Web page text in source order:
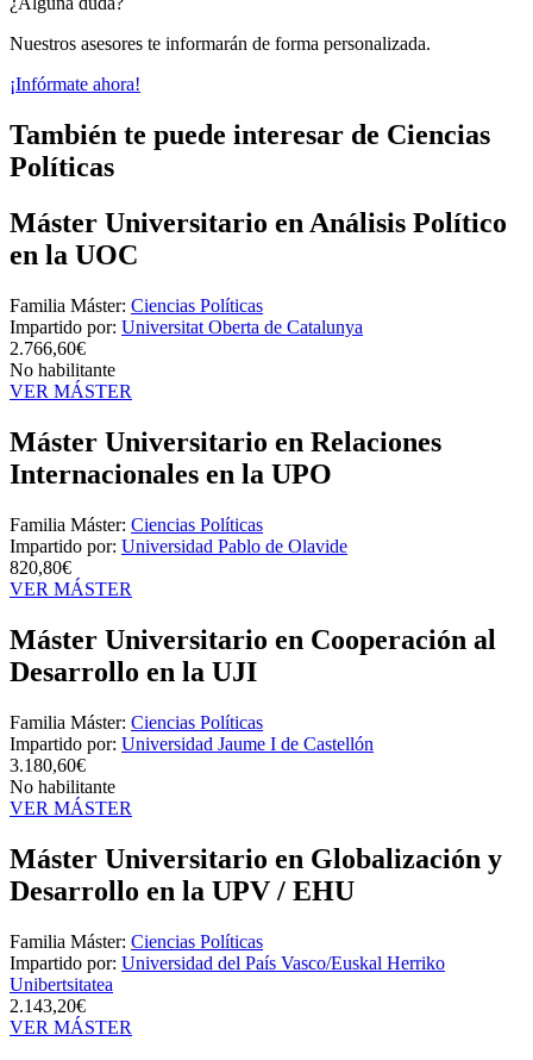
Nuestros asesores te informarán de forma personalizada.
¡Infórmate ahora!
También te puede interesar de Ciencias
Políticas
Máster Universitario en Análisis Político
en la UOC
Familia Máster: Ciencias Políticas
Impartido por: Universitat Oberta de Catalunya
2.766,60€
No habilitante
VER MÁSTER
Máster Universitario en Relaciones
Internacionales en la UPO
Familia Máster: Ciencias Políticas
Impartido por: Universidad Pablo de Olavide
820,80€
VER MÁSTER
Máster Universitario en Cooperación al
Desarrollo en la UJI
Familia Máster: Ciencias Políticas
Impartido por: Universidad Jaume I de Castellón
3.180,60€
No habilitante
VER MÁSTER
Máster Universitario en Globalización y
Desarrollo en la UPV / EHU
Familia Máster: Ciencias Políticas
Impartido por: Universidad del País Vasco/Euskal Herriko
Unibertsitatea
2.143,20€
VER MÁSTER